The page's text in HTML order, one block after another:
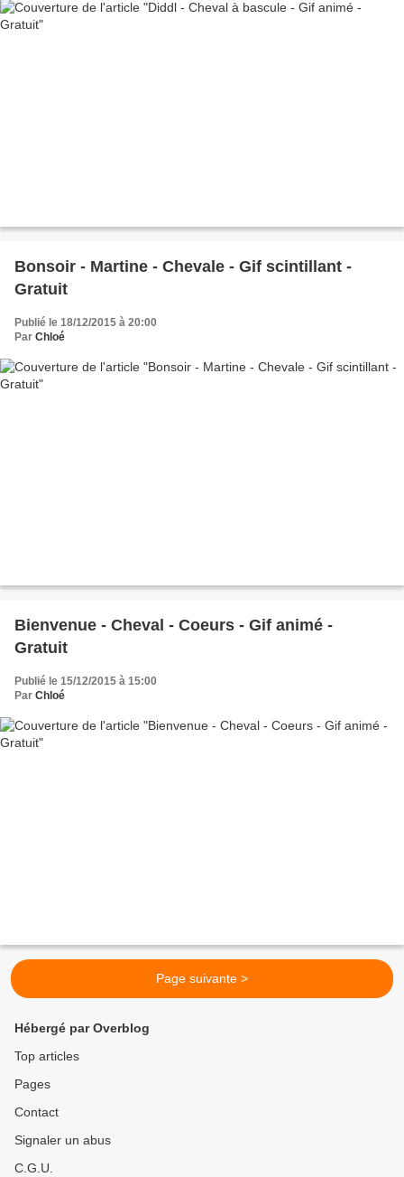
Bonsoir - Martine - Chevale - Gif scintillant -
Gratuit
Publié le 18/12/2015 à 20:00
Par Chloé
Bienvenue - Cheval - Coeurs - Gif animé -
Gratuit
Publié le 15/12/2015 à 15:00
Par Chloé
Page suivante >
Hébergé par Overblog
Top articles
Pages
Contact
Signaler un abus
C.G.U.